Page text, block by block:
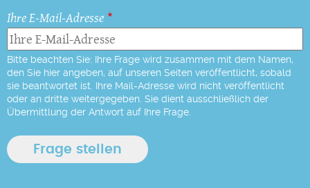
Ihre E-Mail-Adresse
Bitte beachten Sie: Ihre Frage wird zusammen mit dem Namen,
den Sie hier angeben, auf unseren Seiten veröffentlicht, sobald
sie beantwortet ist. Ihre Mail-Adresse wird nicht veröffentlicht
oder an dritte weitergegeben. Sie dient ausschließlich der
Übermittlung der Antwort auf Ihre Frage.